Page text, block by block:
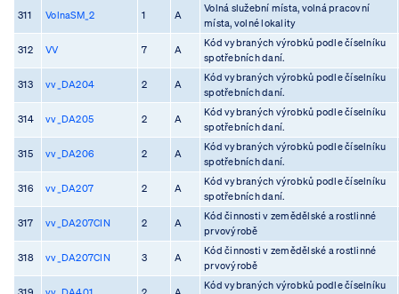
311 VolnaSM_2 1 A
Volná služební místa, volná pracovní
místa, volné lokality
312 VV 7 A
Kód vybraných výrobků podle číselníku
spotřebních daní.
313 vv_DA204 2 A
Kód vybraných výrobků podle číselníku
spotřebních daní.
314 vv_DA205 2 A
Kód vybraných výrobků podle číselníku
spotřebních daní.
315 vv_DA206 2 A
Kód vybraných výrobků podle číselníku
spotřebních daní.
316 vv_DA207 2 A
Kód vybraných výrobků podle číselníku
spotřebních daní.
317 vv_DA207CIN 2 A
Kód činnosti v zemědělské a rostlinné
prvovýrobě
318 vv_DA207CIN 3 A
Kód činnosti v zemědělské a rostlinné
prvovýrobě
Kód vybraných výrobků podle číselníku